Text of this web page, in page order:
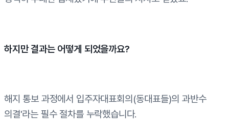
하지만 결과는 어떻게 되었을까요?
해지 통보 과정에서 입주자대표회의(동대표들)의 과반수
의결'라는 필수 절차를 누락했습니다.